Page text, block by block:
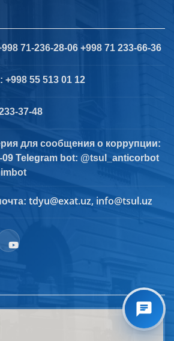
71-236-28-06 +998 71 233-66-36
55 513 01 12
37-48
для сообщения о коррупции:
09 Telegram bot: @tsul_anticorbot
tdyu@exat.uz, info@tsul.uz